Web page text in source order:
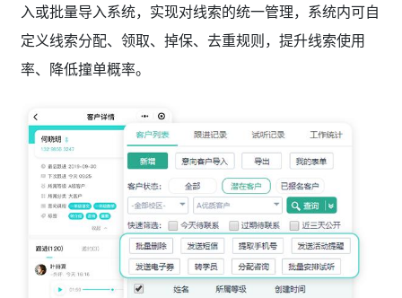
入或批量导入系统，实现对线索的统一管理，系统内可自
定义线索分配、领取、掉保、去重规则，提升线索使用
率、降低撞单概率。